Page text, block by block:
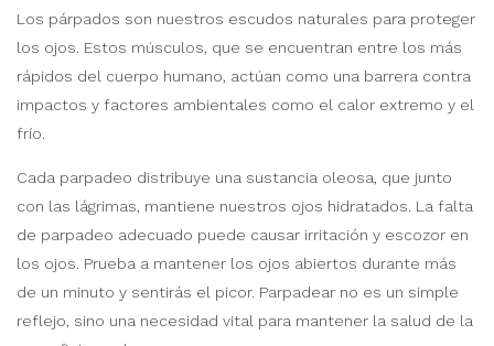
Los párpados son nuestros escudos naturales para proteger
los ojos. Estos músculos, que se encuentran entre los más
rápidos del cuerpo humano, actúan como una barrera contra
impactos y factores ambientales como el calor extremo y el
frío.
Cada parpadeo distribuye una sustancia oleosa, que junto
con las lágrimas, mantiene nuestros ojos hidratados. La falta
de parpadeo adecuado puede causar irritación y escozor en
los ojos. Prueba a mantener los ojos abiertos durante más
de un minuto y sentirás el picor. Parpadear no es un simple
reflejo, sino una necesidad vital para mantener la salud de la